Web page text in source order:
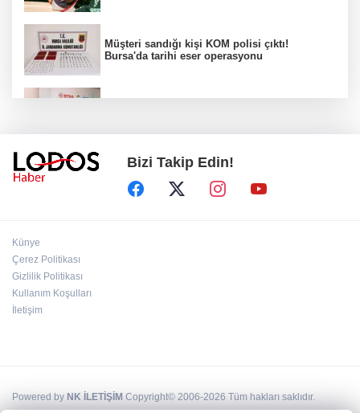
Müşteri sandığı kişi KOM polisi çıktı!
Bursa'da tarihi eser operasyonu
Yıldırım Belediyesi'nden uluslararası
geleceğe taşınacak!
Bizi Takip Edin!
Künye
Çerez Politikası
Gizlilik Politikası
Kullanım Koşulları
İletişim
Powered by NK İLETİŞİM Copyright© 2006-2026 Tüm hakları saklıdır.